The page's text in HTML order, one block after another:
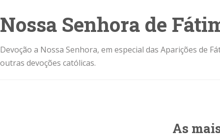
Nossa Senhora de
Devoção a Nossa Senhora, em especial das Aparições de
outras devoções católicas.
As